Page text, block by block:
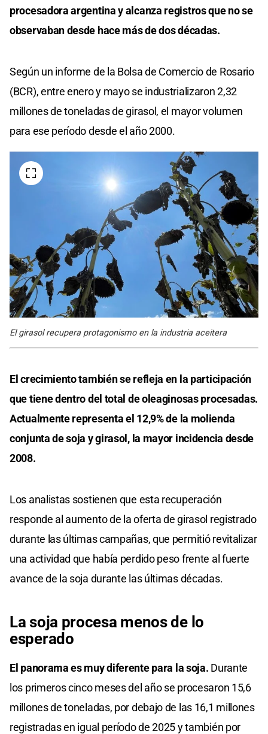
procesadora argentina y alcanza registros que no se
observaban desde hace más de dos décadas.
Según un informe de la Bolsa de Comercio de Rosario
(BCR), entre enero y mayo se industrializaron 2,32
millones de toneladas de girasol, el mayor volumen
para ese período desde el año 2000.
El girasol recupera protagonismo en la industria aceitera
El crecimiento también se refleja en la participación
que tiene dentro del total de oleaginosas procesadas.
Actualmente representa el 12,9% de la molienda
conjunta de soja y girasol, la mayor incidencia desde
2008.
Los analistas sostienen que esta recuperación
responde al aumento de la oferta de girasol registrado
durante las últimas campañas, que permitió revitalizar
una actividad que había perdido peso frente al fuerte
avance de la soja durante las últimas décadas.
La soja procesa menos de lo
esperado
El panorama es muy diferente para la soja. Durante
los primeros cinco meses del año se procesaron 15,6
millones de toneladas, por debajo de las 16,1 millones
registradas en igual período de 2025 y también por